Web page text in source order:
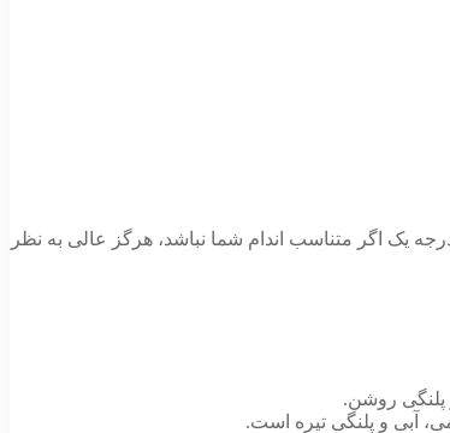
یک اگر متناسب اندام شما نباشد، هرگز عالی به نظر
پلنگی روشن.
آبی و پلنگی تیره است.